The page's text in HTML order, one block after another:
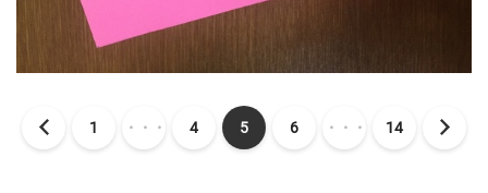
1 ・・・ 4 5 6 ・・・ 14